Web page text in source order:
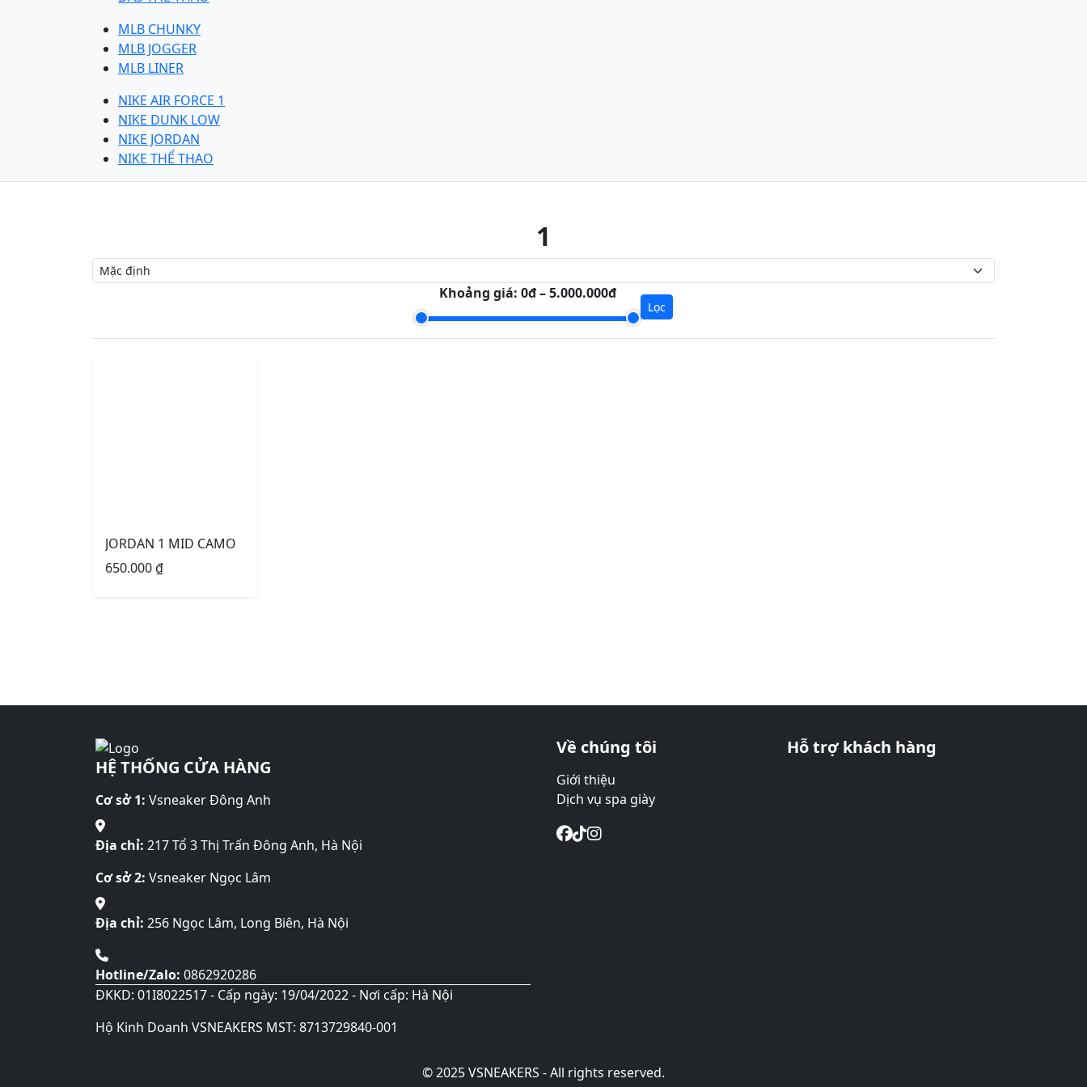
MLB CHUNKY
MLB JOGGER
MLB LINER
NIKE AIR FORCE 1
NIKE DUNK LOW
NIKE JORDAN
NIKE THỂ THAO
1
Khoảng giá: 0đ – 5.000.000đ
Lọc
JORDAN 1 MID CAMO
650.000₫
HỆ THỐNG CỬA HÀNG
Cơ sở 1: Vsneaker Đông Anh
Địa chỉ: 217 Tổ 3 Thị Trấn Đông Anh, Hà Nội
Cơ sở 2: Vsneaker Ngọc Lâm
Địa chỉ: 256 Ngọc Lâm, Long Biên, Hà Nội
Hotline/Zalo: 0862920286
ĐKKD: 01I8022517 - Cấp ngày: 19/04/2022 - Nơi cấp: Hà Nội
Hộ Kinh Doanh VSNEAKERS MST: 8713729840-001
Về chúng tôi
Giới thiệu
Dịch vụ spa giày
Hỗ trợ khách hàng
© 2025 VSNEAKERS - All rights reserved.